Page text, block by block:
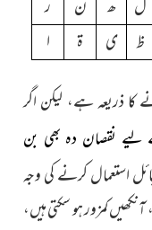
ل ھ ن
ر
ظ ی ۃ ا
کا ذریعہ ہے، لیکن اگر
لیے نقصان دہ بھی بن
استعمال کرنے کی وجہ
کمزور ہو سکتی ہیں،